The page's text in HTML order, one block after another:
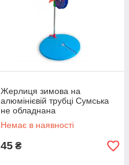
Жерлиця зимова на
алюмінієвій трубці Сумська
не обладнана
Немає в наявності
45 ₴